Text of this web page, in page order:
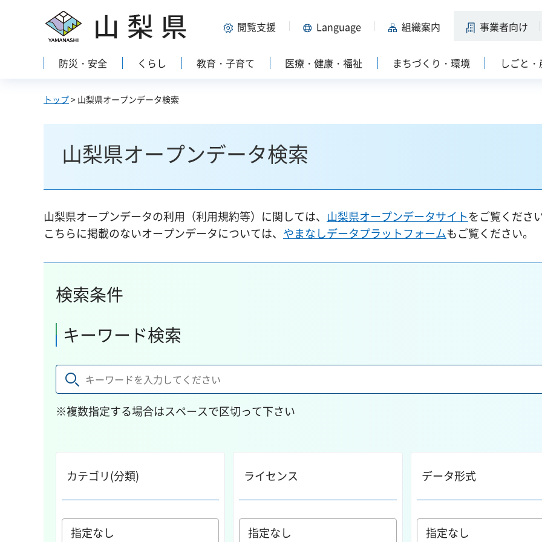
山梨県 閲覧支援 Language 組織案内 事業者向け
防災・安全 くらし 教育・子育て 医療・健康・福祉 まちづくり・環境 しごと
トップ> 山梨県オープンデータ検索
山梨県オープンデータ検索
山梨県オープンデータの利用（利用規約等）に関しては、 山梨県オープンデータサイトをご覧くださ
こちらに掲載のないオープンデータについては、 やまなしデータプラットフォームもご覧ください。
検索条件
キーワード検索
※複数指定する場合はスペースで区切って下さい
カテゴリ(分類) ライセンス データ形式